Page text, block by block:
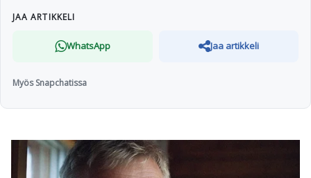
JAA ARTIKKELI
WhatsApp Jaa artikkeli
Myös Snapchatissa